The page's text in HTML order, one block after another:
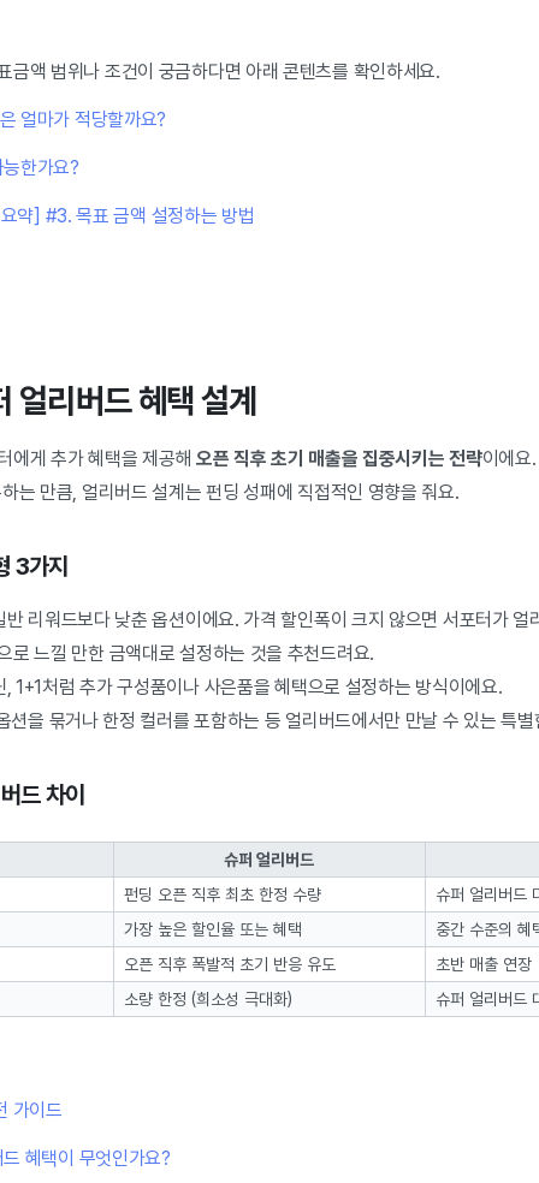
금액 범위나 조건이 궁금하다면 아래 콘텐츠를 확인하세요.
얼마가 적당할까요?
한가요?
약] #3. 목표 금액 설정하는 방법
얼리버드 혜택 설계
에게 추가 혜택을 제공해 오픈 직후 초기 매출을 집중시키는 전략이에요
는 만큼, 얼리버드 설계는 펀딩 성패에 직접적인 영향을 줘요.
3가지
리워드보다 낮춘 옵션이에요. 가격 할인폭이 크지 않으면 서포터가 얼
로 느낄 만한 금액대로 설정하는 것을 추천드려요.
, 1+1처럼 추가 구성품이나 사은품을 혜택으로 설정하는 방식이에요.
션을 묶거나 한정 컬러를 포함하는 등 얼리버드에서만 만날 수 있는 특
드 차이
슈퍼 얼리버드
펀딩 오픈 직후 최초 한정 수량
슈퍼 얼리버드
가장 높은 할인율 또는 혜택
중간 수준의 혜
오픈 직후 폭발적 초기 반응 유도
초반 매출 연장
소량 한정 (희소성 극대화)
슈퍼 얼리버드
가이드
혜택이 무엇인가요?